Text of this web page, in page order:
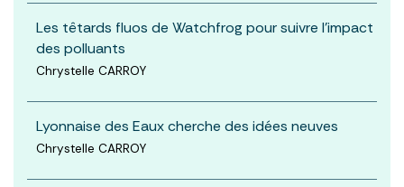
Les têtards fluos de Watchfrog pour suivre l'impact
des polluants
Chrystelle CARROY
Lyonnaise des Eaux cherche des idées neuves
Chrystelle CARROY